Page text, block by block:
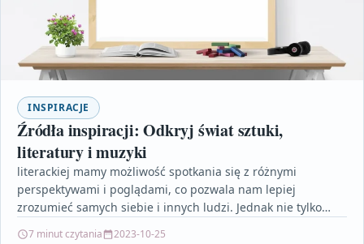
INSPIRACJE
Źródła inspiracji: Odkryj świat sztuki,
literatury i muzyki
literackiej mamy możliwość spotkania się z różnymi
perspektywami i poglądami, co pozwala nam lepiej
zrozumieć samych siebie i innych ludzi. Jednak nie tylko
7 minut czytania 2023-10-25